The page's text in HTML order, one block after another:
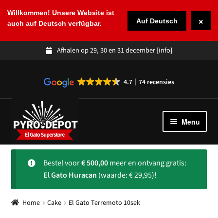
Willkommen! Unsere Website ist
auch auf Deutsch verfügbar.
Auf Deutsch ×
Afhalen op 29, 30 en 31 december[info]
4.7 74 recensies
door
naar
navigatie
naar
de
inhoud
Menu
Winkel
Spaans vuurwerk
Over ons
Bestel voor€500,00meer en ontvang gratis:
El Gato Huracan (waarde: € 29,95)!
Home Cake El Gato Terremoto 10sek